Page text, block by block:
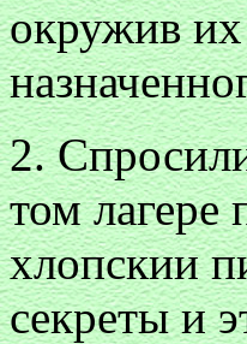
окружив
2.
том лагере
хлопскии
секреты и